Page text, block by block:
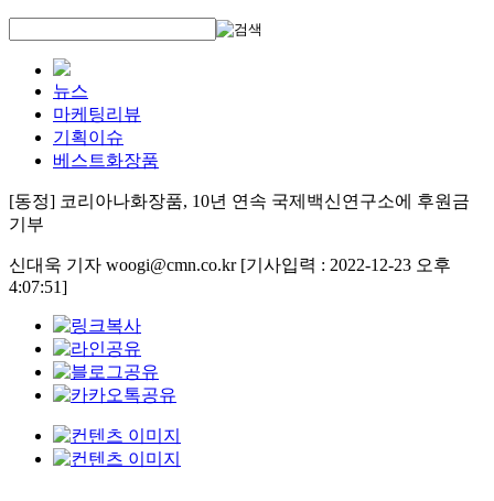
뉴스
마케팅리뷰
기획이슈
베스트화장품
[동정] 코리아나화장품, 10년 연속 국제백신연구소에 후원금
기부
신대욱 기자 woogi@cmn.co.kr [기사입력 : 2022-12-23 오후
4:07:51]